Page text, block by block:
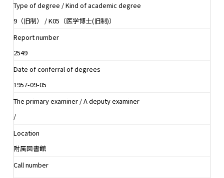
Type of degree / Kind of academic degree
9（旧制） / K05（医学博士(旧制)）
Report number
2549
Date of conferral of degrees
1957-09-05
The primary examiner / A deputy examiner
/
Location
附属図書館
Call number